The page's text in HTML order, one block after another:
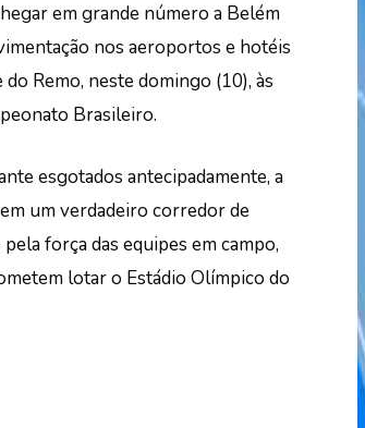
em grande número a Belém
nos aeroportos e hotéis
Remo, neste domingo (10), às
Brasileiro.
esgotados antecipadamente, a
um verdadeiro corredor de
força das equipes em campo,
lotar o Estádio Olímpico do